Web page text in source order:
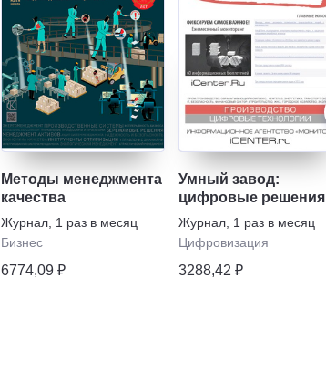
Методы менеджмента
качества
Журнал 1 раз в месяц
Бизнес
6774,09 ₽
Умный завод:
цифровые решения
Журнал 1 раз в месяц
Цифровизация
3288,42 ₽